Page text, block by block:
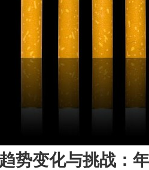
势变化与挑战：